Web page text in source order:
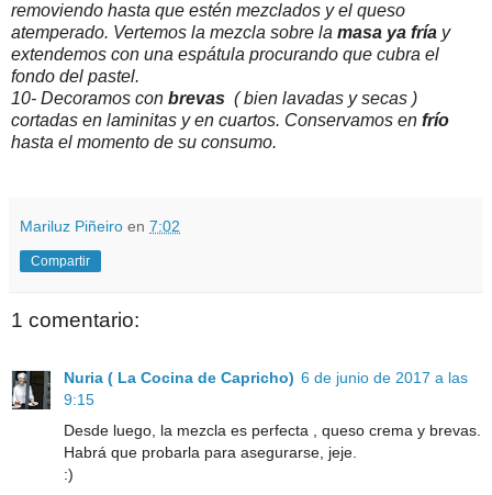
removiendo hasta que estén mezclados y el queso
atemperado. Vertemos la mezcla sobre la masa ya fría y
extendemos con una espátula procurando que cubra el
fondo del pastel.
10- Decoramos con brevas ( bien lavadas y secas )
cortadas en laminitas y en cuartos. Conservamos en frío
hasta el momento de su consumo.
Mariluz Piñeiro en 7:02
Compartir
1 comentario:
Nuria ( La Cocina de Capricho) 6 de junio de 2017 a las
9:15
Desde luego, la mezcla es perfecta , queso crema y brevas.
Habrá que probarla para asegurarse, jeje.
:)